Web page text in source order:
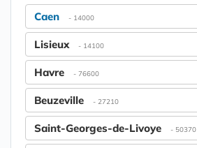
Caen - 14000
Lisieux - 14100
Havre - 76600
Beuzeville - 27210
Saint-Georges-de-Livoye - 50370